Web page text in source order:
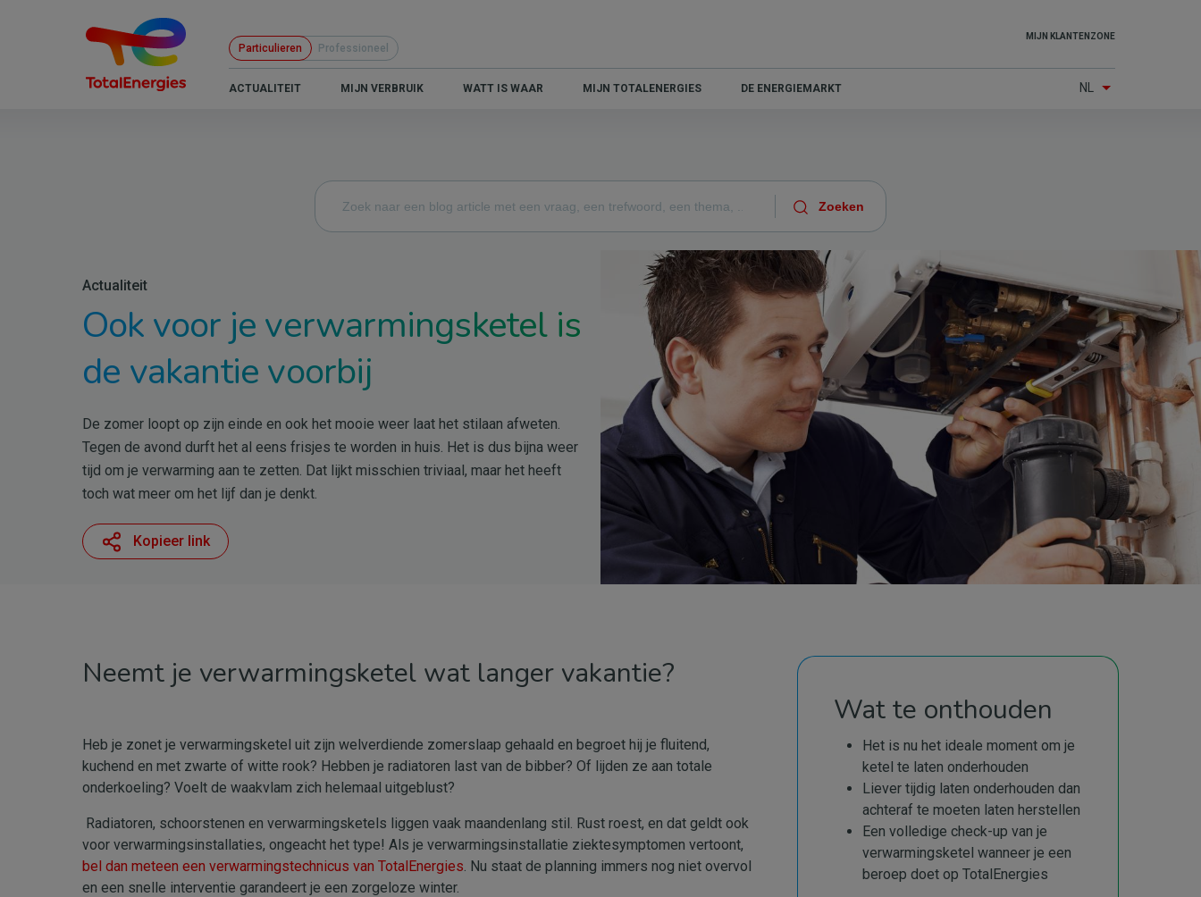
B2C
principale
ACTUALITEIT MIJN VERBRUIK WATT IS WAAR MIJN TOTALENERGIES DE ENERGIEMARKT
Top
menu
MIJN KLANTENZONE
NL
Particulieren Professioneel
Actualiteit
Ook voor je verwarmingsketel is
de vakantie voorbij
De zomer loopt op zijn einde en ook het mooie weer laat het stilaan afweten.
Tegen de avond durft het al eens frisjes te worden in huis. Het is dus bijna weer
tijd om je verwarming aan te zetten. Dat lijkt misschien triviaal, maar het heeft
toch wat meer om het lijf dan je denkt.
Kopieer link
Neemt je verwarmingsketel wat langer vakantie?
Heb je zonet je verwarmingsketel uit zijn welverdiende zomerslaap gehaald en begroet hij je fluitend,
kuchend en met zwarte of witte rook? Hebben je radiatoren last van de bibber? Of lijden ze aan totale
onderkoeling? Voelt de waakvlam zich helemaal uitgeblust?
Radiatoren, schoorstenen en verwarmingsketels liggen vaak maandenlang stil. Rust roest, en dat geldt ook
voor verwarmingsinstallaties, ongeacht het type! Als je verwarmingsinstallatie ziektesymptomen vertoont,
bel dan meteen een verwarmingstechnicus van TotalEnergies. Nu staat de planning immers nog niet overvol
en een snelle interventie garandeert je een zorgeloze winter.
Wat te onthouden
Het is nu het ideale moment om je
ketel te laten onderhouden
Liever tijdig laten onderhouden dan
achteraf te moeten laten herstellen
Een volledige check-up van je
verwarmingsketel wanneer je een
beroep doet op TotalEnergies